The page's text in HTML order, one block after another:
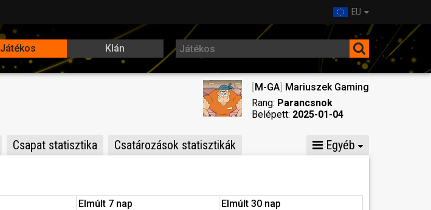
EU
Játékos Klán
[M-GA] Mariuszek Gaming
Rang: Parancsnok
Belépett: 2025-01-04
Csapat statisztika Csatározások statisztikák Egyéb
Elmúlt 7 nap
Elmúlt 30 nap